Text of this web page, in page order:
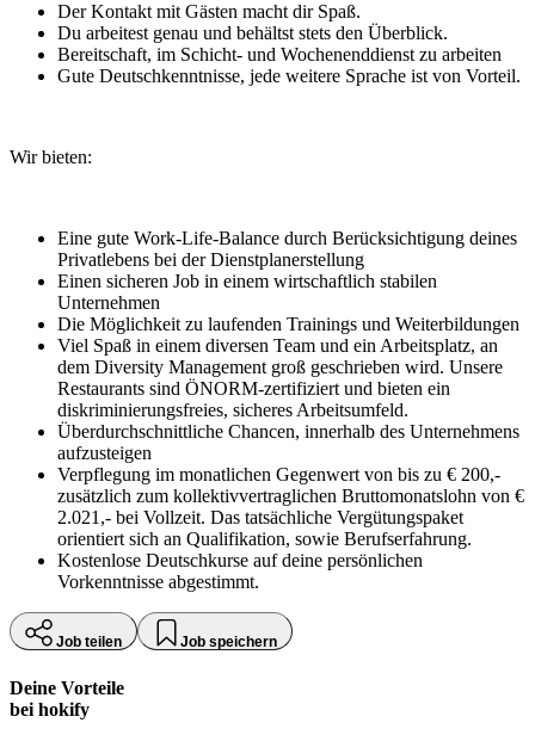
Der Kontakt mit Gästen macht dir Spaß.
Du arbeitest genau und behältst stets den Überblick.
Bereitschaft, im Schicht- und Wochenenddienst zu arbeiten
Gute Deutschkenntnisse, jede weitere Sprache ist von Vorteil.
Wir bieten:
Eine gute Work-Life-Balance durch Berücksichtigung deines
Privatlebens bei der Dienstplanerstellung
Einen sicheren Job in einem wirtschaftlich stabilen
Unternehmen
Die Möglichkeit zu laufenden Trainings und Weiterbildungen
Viel Spaß in einem diversen Team und ein Arbeitsplatz, an
dem Diversity Management groß geschrieben wird. Unsere
Restaurants sind ÖNORM-zertifiziert und bieten ein
diskriminierungsfreies, sicheres Arbeitsumfeld.
Überdurchschnittliche Chancen, innerhalb des Unternehmens
aufzusteigen
Verpflegung im monatlichen Gegenwert von bis zu € 200,-
zusätzlich zum kollektivvertraglichen Bruttomonatslohn von €
2.021,- bei Vollzeit. Das tatsächliche Vergütungspaket
orientiert sich an Qualifikation, sowie Berufserfahrung.
Kostenlose Deutschkurse auf deine persönlichen
Vorkenntnisse abgestimmt.
Job teilen Job speichern
Deine Vorteile
bei hokify